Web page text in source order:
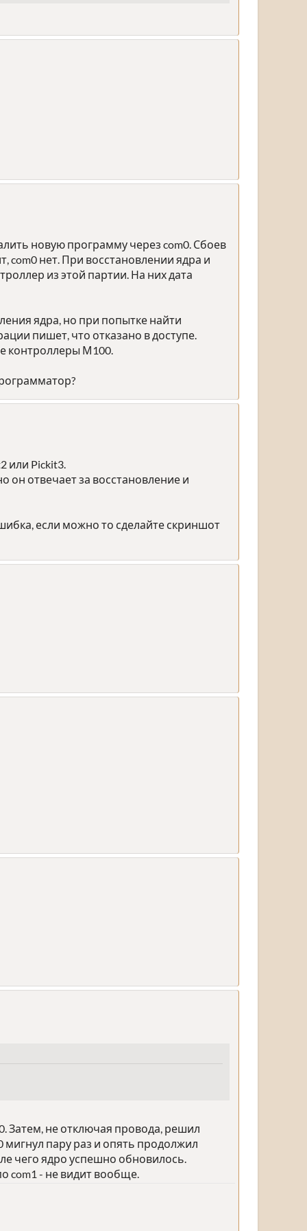
новую программу через com0. Сбоев
com0 нет. При восстановлении ядра и
из этой партии. На них дата
ядра, но при попытке найти
пишет, что отказано в доступе.
контроллеры М100.
или Pickit3.
он отвечает за восстановление и
если можно то сделайте скриншот
Затем, не отключая провода, решил
мигнул пару раз и опять продолжил
чего ядро успешно обновилось.
com1 - не видит вообще.